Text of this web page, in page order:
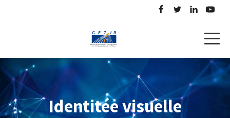
Identitée visuelle